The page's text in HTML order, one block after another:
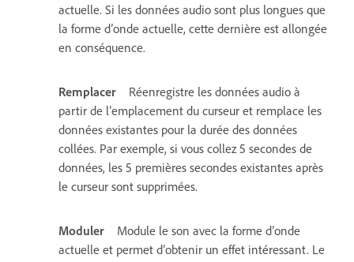
actuelle. Si les données audio sont plus longues que
la forme d’onde actuelle, cette dernière est allongée
en conséquence.
Remplacer
Réenregistre les données audio à
partir de l’emplacement du curseur et remplace les
données existantes pour la durée des données
collées. Par exemple, si vous collez 5 secondes de
données, les 5 premières secondes existantes après
le curseur sont supprimées.
Moduler
Module le son avec la forme d’onde
actuelle et permet d’obtenir un effet intéressant. Le